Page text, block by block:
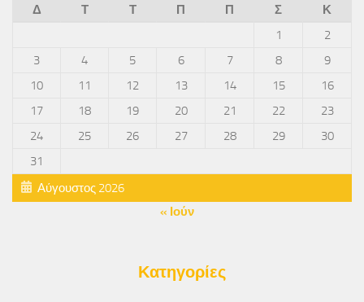
Αύγουστος 2026
Δ Τ Τ Π Π Σ
Κ
1
2
3
4 5 6 7 8
9
10
11 12 13 14 15
16
17
18 19 20 21 22
23
24
25 26 27 28 29
30
31
« Ιούν
Κατηγορίες